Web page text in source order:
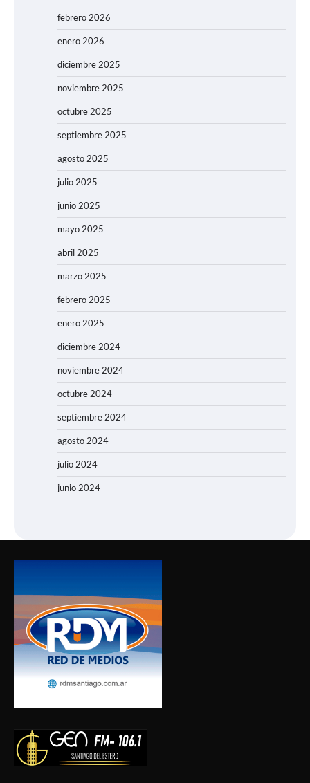
febrero 2026
enero 2026
diciembre 2025
noviembre 2025
octubre 2025
septiembre 2025
agosto 2025
julio 2025
junio 2025
mayo 2025
abril 2025
marzo 2025
febrero 2025
enero 2025
diciembre 2024
noviembre 2024
octubre 2024
septiembre 2024
agosto 2024
julio 2024
junio 2024